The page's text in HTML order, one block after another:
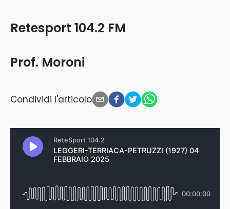
Prof. Moroni
Retesport 104.2 FM
Condividi l'articolo